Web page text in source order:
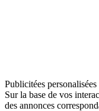
Publicitées personalisées
Sur la base de vos
des annonces